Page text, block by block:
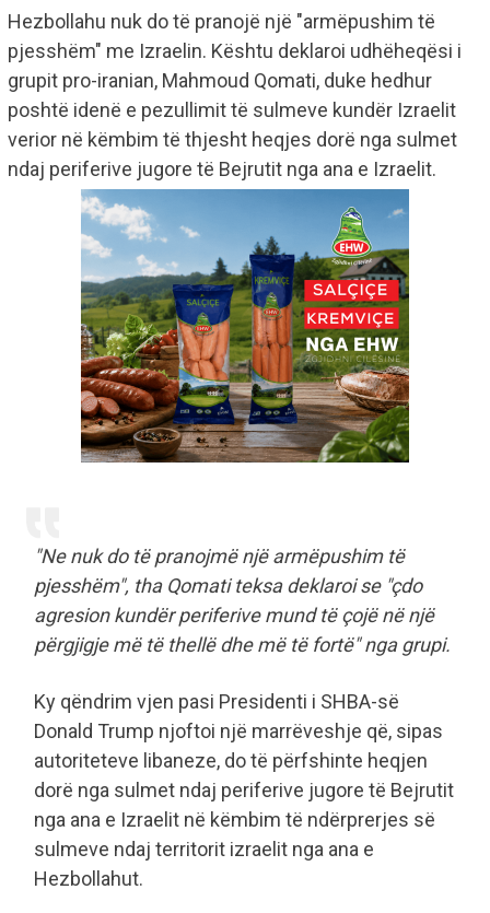
Hezbollahu nuk do të pranojë një "armëpushim të
pjesshëm" me Izraelin. Kështu deklaroi udhëheqësi i
grupit pro-iranian, Mahmoud Qomati, duke hedhur
poshtë idenë e pezullimit të sulmeve kundër Izraelit
verior në këmbim të thjesht heqjes dorë nga sulmet
ndaj periferive jugore të Bejrutit nga ana e Izraelit.
"Ne nuk do të pranojmë një armëpushim të
pjesshëm", tha Qomati teksa deklaroi se "çdo
agresion kundër periferive mund të çojë në një
përgjigje më të thellë dhe më të fortë" nga grupi.
Ky qëndrim vjen pasi Presidenti i SHBA-së
Donald Trump njoftoi një marrëveshje që, sipas
autoriteteve libaneze, do të përfshinte heqjen
dorë nga sulmet ndaj periferive jugore të Bejrutit
nga ana e Izraelit në këmbim të ndërprerjes së
sulmeve ndaj territorit izraelit nga ana e
Hezbollahut.